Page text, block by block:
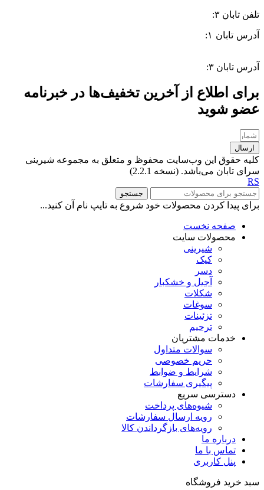
تلفن تابان ۳:
آدرس تابان ۱:
آدرس تابان ۳:
برای اطلاع از آخرین تخفیف‌ها در خبرنامه
عضو شوید
ارسال
کلیه حقوق این وب‌سایت محفوظ و متعلق به مجموعه شیرینی
سرای تابان می‌باشد. (نسخه 2.2.1)
RS
جستجو
برای پیدا کردن محصولات خود شروع به تایپ نام آن کنید...
صفحه نخست
محصولات سایت
شیرینی
کیک
دسر
آجیل و خشکبار
شکلات
سوغات
تزئینات
ترحیم
خدمات مشتریان
سوالات متداول
حریم خصوصی
شرایط و ضوابط
پیگیری سفارشات
دسترسی سریع
شیوه‌های پرداخت
رویه ارسال سفارشات
رویه‌های بازگرداندن کالا
درباره ما
تماس با ما
پنل کاربری
سبد خرید فروشگاه